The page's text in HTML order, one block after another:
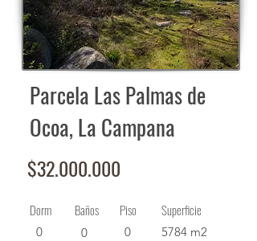
Parcela Las Palmas de
Ocoa, La Campana
$32.000.000
Dorm
0
Baños
0
Piso
0
Superficie
5784 m2